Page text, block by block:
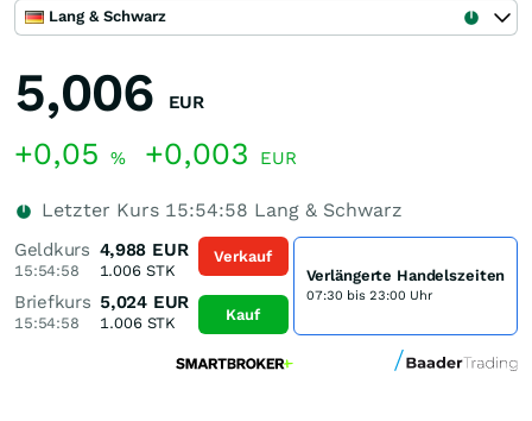
Lang & Schwarz
5,006 EUR
+0,05 % +0,003 EUR
Letzter Kurs 15:54:58 Lang & Schwarz
Geldkurs
15:54:58
4,988 EUR
1.006STK
Briefkurs
15:54:58
5,024 EUR
1.006STK
Verkauf
Kauf
Verlängerte Handelszeiten
07:30 bis 23:00 Uhr